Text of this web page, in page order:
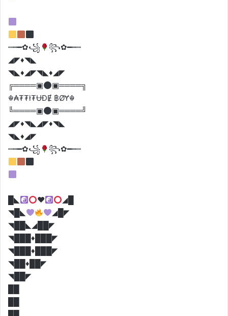
┉┅━✿꧁
꧂✿━┅┉
◢◤♦️◥◣
◥◣♦️◢◤◥◣♦️◢◤
╔════▣
▣════╗
☬₳₮₮ł₮ɄĐɆ ฿ØɎ☬
╚════▣
▣════╝
◢◤♦️◥◣◢◤♦️◥◣
◥◣♦️◢◤
┉┅━✿꧁
꧂✿━┅┉
█◣ ♥️
◢█
◥█◣
◢█◤
◥██◣◢██◤
◥███♦️███◤
◥███♦️███◤
◥██♦️██◤
◥██◤